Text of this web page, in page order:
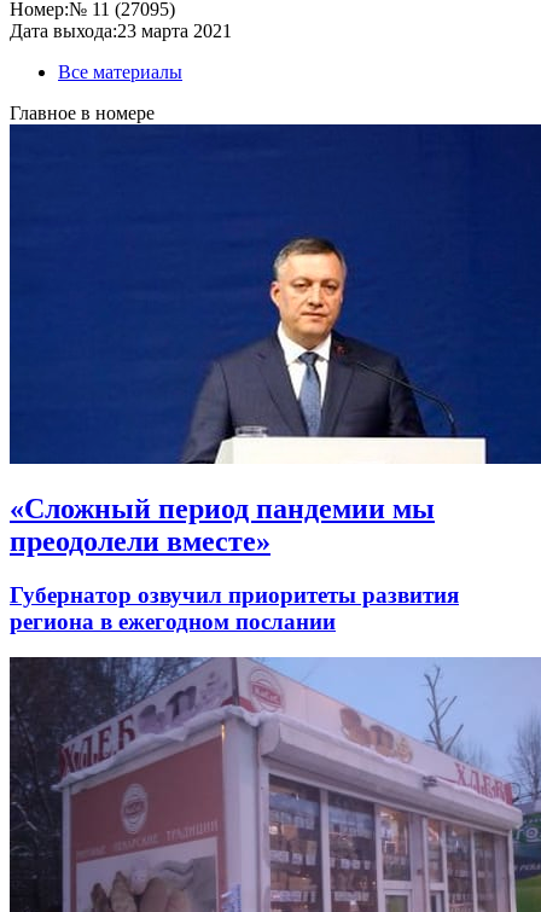
Номер:№ 11 (27095)
Дата выхода:23 марта 2021
Все материалы
Главное в номере
«Сложный период пандемии мы
преодолели вместе»
Губернатор озвучил приоритеты развития
региона в ежегодном послании